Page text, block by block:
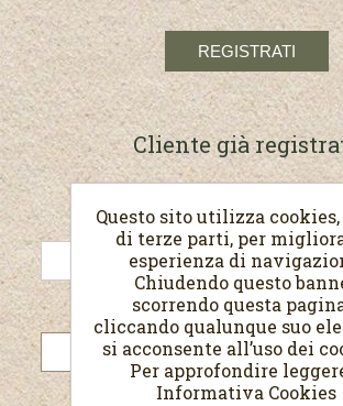
Cliente già
E-mail:
Password:
Questo sito utilizza
di terze parti, per
esperienza di
Chiudendo questo
scorrendo questa
cliccando qualunque suo
si acconsente all’uso dei
Per approfondire
Informativa Cookies